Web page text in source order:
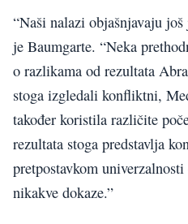
“Naši nalazi objašnjavaju
je Baumgarte. “Neka
o razlikama od rezultata
stoga izgledali konfliktni,
također koristila različite
rezultata stoga predstavlja
pretpostavkom
nikakve dokaze.”